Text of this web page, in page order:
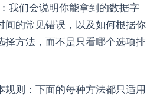
我们会说明你能拿到的数据字
间的常见错误，以及如何根据你
择方法，而不是只看哪个选项排
规则：下面的每种方法都只适用